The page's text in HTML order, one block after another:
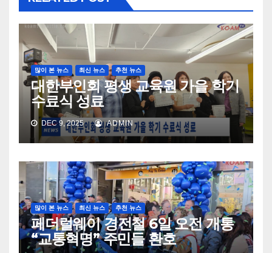
많이 본 뉴스 최신 뉴스 추천 뉴스
대한부인회 평생 교육원 가을 학기
수료식 성료
DEC 9, 2025 ADMIN
많이 본 뉴스 최신 뉴스 추천 뉴스
페더럴웨이 경전철 6일 오전 개통
“교통혁명” 주민들 환호